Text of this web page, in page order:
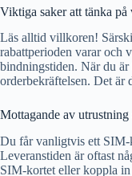
Viktiga saker att tänka på
Läs alltid villkoren!
rabattperioden varar och
bindningstiden. När du är
orderbekräftelsen. Det är
Mottagande av
Du får vanligtvis ett
Leveranstiden är oftast
SIM-kortet eller koppla